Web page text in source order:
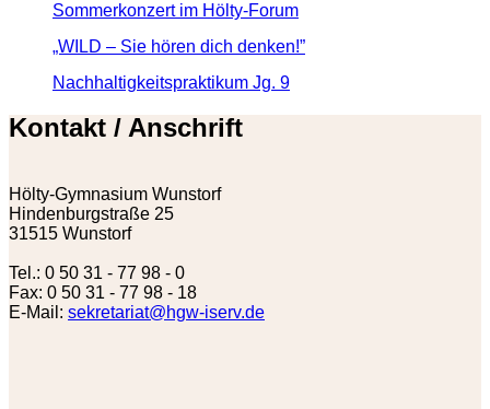
Sommerkonzert im Hölty-Forum
„WILD – Sie hören dich denken!”
Nachhaltigkeitspraktikum Jg. 9
Kontakt / Anschrift
Hölty-Gymnasium Wunstorf
Hindenburgstraße 25
31515 Wunstorf
Tel.: 0 50 31 - 77 98 - 0
Fax: 0 50 31 - 77 98 - 18
E-Mail: sekretariat@hgw-iserv.de